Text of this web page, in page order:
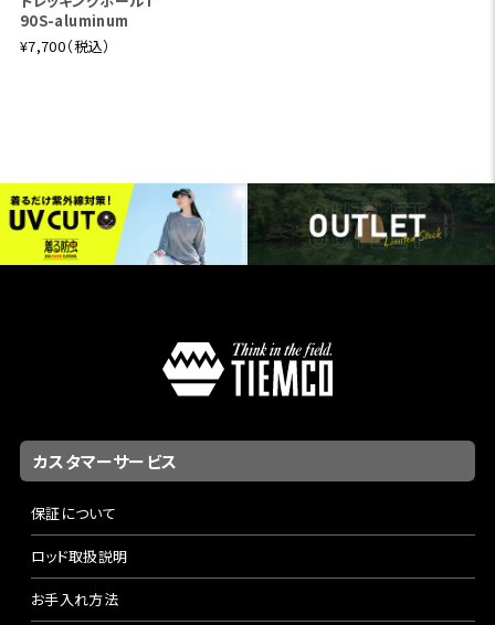
90S-aluminum
¥7,700（税込）
カスタマーサービス
保証について
ロッド取扱説明
お手入れ方法